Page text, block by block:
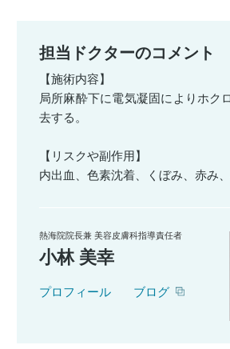
担当ドクターのコメント
【施術内容】
局所麻酔下に電気凝固によりホク
去する。
【リスクや副作用】
内出血、色素沈着、くぼみ、赤み、
熱海院院長兼 美容皮膚科指導責任者
小林 美幸
プロフィール ブログ